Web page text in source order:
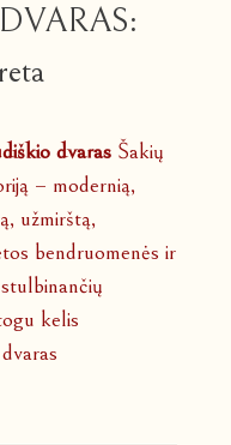
dvaras Šakių
– modernią,
užmirštą,
bendruomenės ir
kelis